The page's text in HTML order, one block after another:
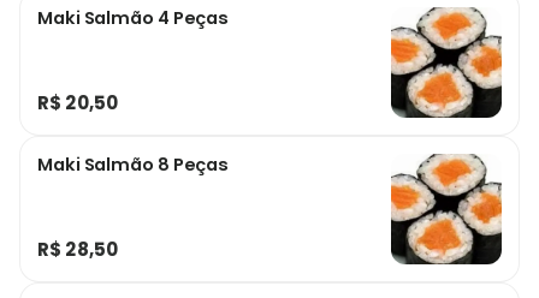
Maki Salmão 4 Peças
R$ 20,50
Maki Salmão 8 Peças
R$ 28,50